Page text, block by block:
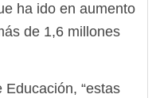
ha ido en aumento
de 1,6 millones
“estas